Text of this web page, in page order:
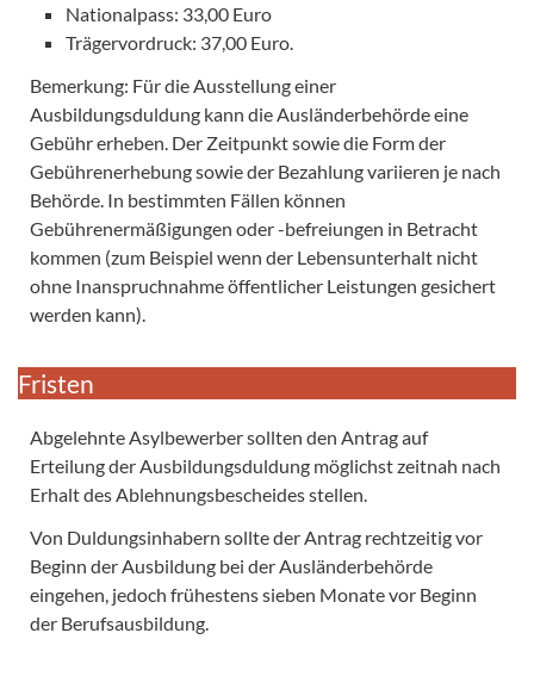
Nationalpass: 33,00 Euro
Trägervordruck: 37,00 Euro.
Bemerkung: Für die Ausstellung einer
Ausbildungsduldung kann die Ausländerbehörde eine
Gebühr erheben. Der Zeitpunkt sowie die Form der
Gebührenerhebung sowie der Bezahlung variieren je nach
Behörde. In bestimmten Fällen können
Gebührenermäßigungen oder -befreiungen in Betracht
kommen (zum Beispiel wenn der Lebensunterhalt nicht
ohne Inanspruchnahme öffentlicher Leistungen gesichert
werden kann).
Fristen
Abgelehnte Asylbewerber sollten den Antrag auf
Erteilung der Ausbildungsduldung möglichst zeitnah nach
Erhalt des Ablehnungsbescheides stellen.
Von Duldungsinhabern sollte der Antrag rechtzeitig vor
Beginn der Ausbildung bei der Ausländerbehörde
eingehen, jedoch frühestens sieben Monate vor Beginn
der Berufsausbildung.